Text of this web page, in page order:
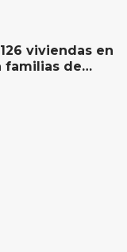
viviendas en
familias de